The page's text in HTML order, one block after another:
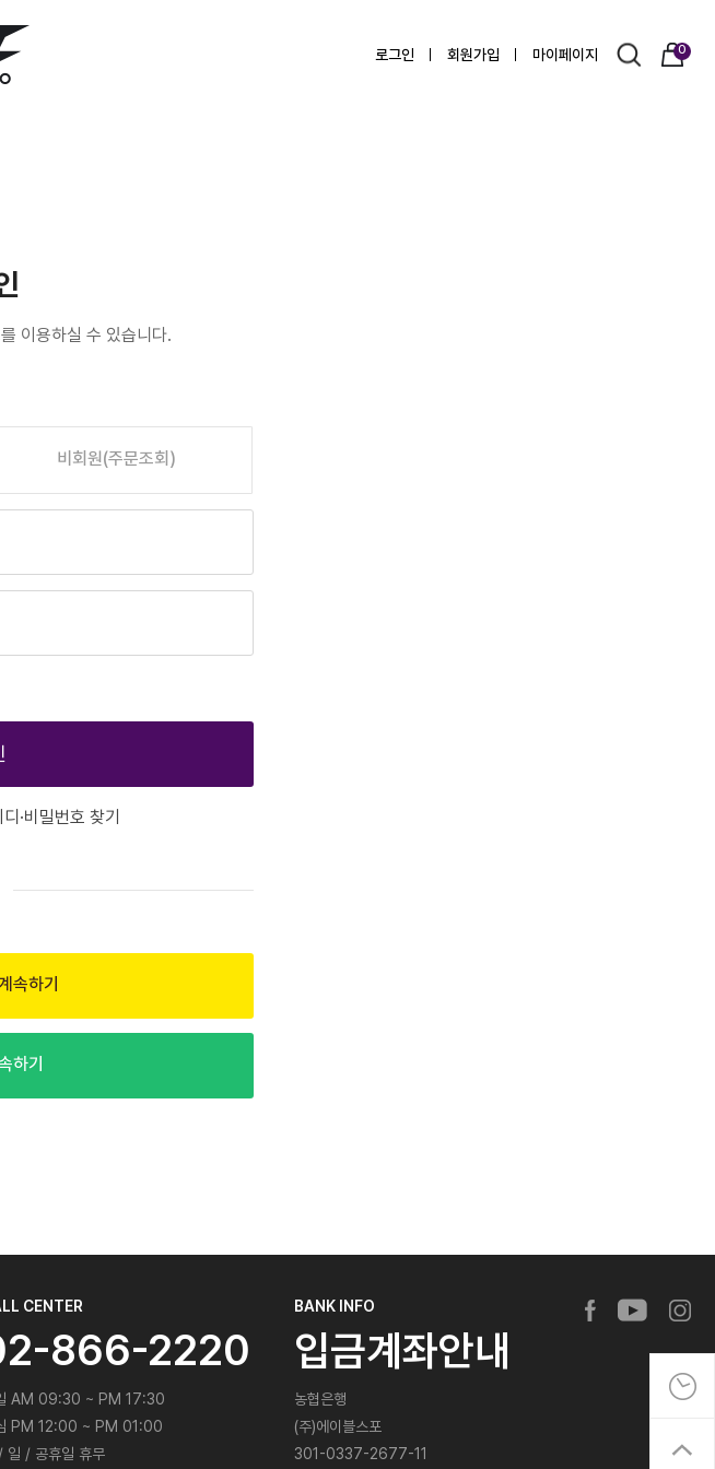
로그인 회원가입 마이페이지 0
이용하실 수 있습니다.
비회원(주문조회)
·비밀번호 찾기
속하기
하기
CENTER
866-2220
AM 09:30 ~ PM 17:30
PM 12:00 ~ PM 01:00
일 / 공휴일 휴무
BANK INFO
입금계좌안내
농협은행
(주)에이블스포
301-0337-2677-11